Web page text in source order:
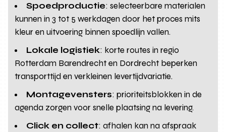
Spoedproductie: selecteerbare materialen
kunnen in 3 tot 5 werkdagen door het proces mits
kleur en uitvoering binnen spoedlijn vallen.
Lokale logistiek: korte routes in regio
Rotterdam Barendrecht en Dordrecht beperken
transporttijd en verkleinen levertijdvariatie.
Montagevensters: prioriteitsblokken in de
agenda zorgen voor snelle plaatsing na levering.
Click en collect: afhalen kan na afspraak